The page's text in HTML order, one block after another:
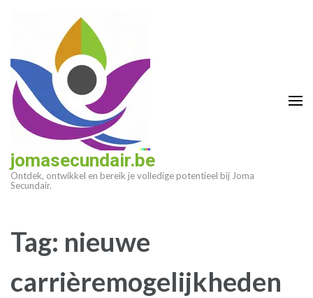
(druk
enter)
jomasecundair.be
Ontdek, ontwikkel en bereik je volledige potentieel bij Joma
Secundair.
Tag: nieuwe
carrièremogelijkheden